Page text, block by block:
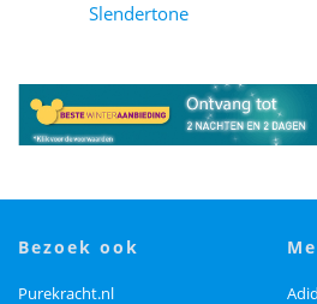
Slendertone
bezoek ook
Purekracht.nl